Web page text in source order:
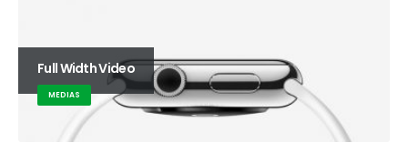
Full Width Video
MEDIAS